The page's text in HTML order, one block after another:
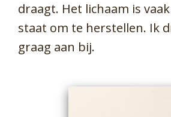
draagt. Het lichaam is
staat om te herstellen. Ik
graag aan bij.